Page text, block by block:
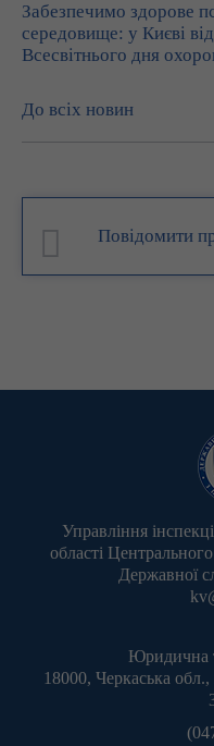
Забезпечимо здорове
середовище: у Києві
Всесвітнього дня
До всіх новин
Повідомити
Управління
області
Державної
Юридична
18000, Черкаська